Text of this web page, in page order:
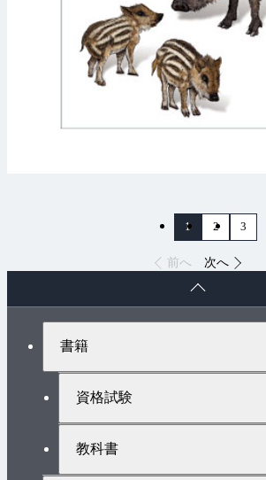
前へ
1 2 3
次へ
書籍
資格試験
教科書